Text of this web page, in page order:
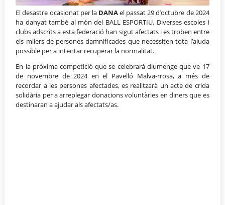
El desastre ocasionat per la DANAel passat 29 d’octubre de 2024
ha danyat també al món del BALL ESPORTIU. Diverses escoles i
clubs adscrits a esta federació han sigut afectats i es troben entre
els milers de persones damnificades que necessiten tota l’ajuda
possible per a intentar recuperar la normalitat.
En la pròxima competició que se celebrarà diumenge que ve 17
de novembre de 2024 en el Pavelló Malva-rrosa, a més de
recordar a les persones afectades, es realitzarà un acte de crida
solidària per a arreplegar donacions voluntàries en diners que es
destinaran a ajudar als afectats/as.